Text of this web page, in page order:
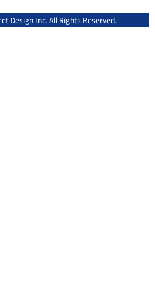
Design Inc. All Rights Reserved.